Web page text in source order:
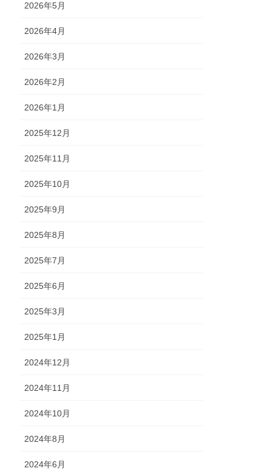
2026年5月
2026年4月
2026年3月
2026年2月
2026年1月
2025年12月
2025年11月
2025年10月
2025年9月
2025年8月
2025年7月
2025年6月
2025年3月
2025年1月
2024年12月
2024年11月
2024年10月
2024年8月
2024年6月